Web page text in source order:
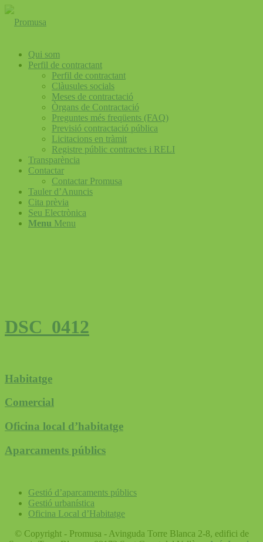
Qui som
Perfil de contractant
Perfil de contractant
Clàusules socials
Meses de contractació
Òrgans de Contractació
Preguntes més freqüents (FAQ)
Previsió contractació pública
Licitacions en tràmit
Registre públic contractes i RELI
Transparència
Contactar
Contactar Promusa
Tauler d’Anuncis
Cita prèvia
Seu Electrònica
Menu Menu
DSC_0412
Habitatge
Comercial
Oficina local d’habitatge
Aparcaments públics
Gestió d’aparcaments públics
Gestió urbanística
Oficina Local d’Habitatge
© Copyright - Promusa - Avinguda Torre Blanca 2-8, edifici de